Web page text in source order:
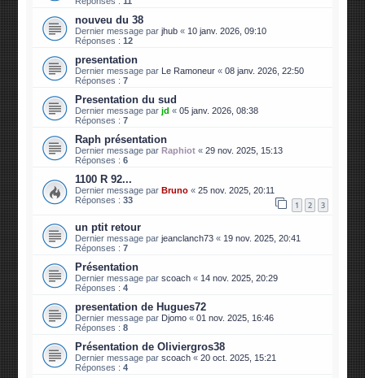
nouveu du 38
Dernier message parjhub « 10 janv. 2026, 09:10
Réponses :12
presentation
Dernier message par Le Ramoneur «08 janv. 2026, 22:50
Réponses :7
Presentation du sud
Dernier message parjd «05 janv. 2026, 08:38
Réponses :7
Raph présentation
Dernier message par Raphiot «29 nov. 2025, 15:13
Réponses :6
1100 R 92...
Dernier message par Bruno «25 nov. 2025, 20:11
Réponses :33 1 2 3
un ptit retour
Dernier message parjeanclanch73 « 19 nov. 2025, 20:41
Réponses :7
Présentation
Dernier message parscoach « 14 nov. 2025, 20:29
Réponses :4
presentation de Hugues72
Dernier message par Djomo «01 nov. 2025, 16:46
Réponses :8
Présentation de Oliviergros38
Dernier message parscoach «20 oct. 2025, 15:21
Réponses :4